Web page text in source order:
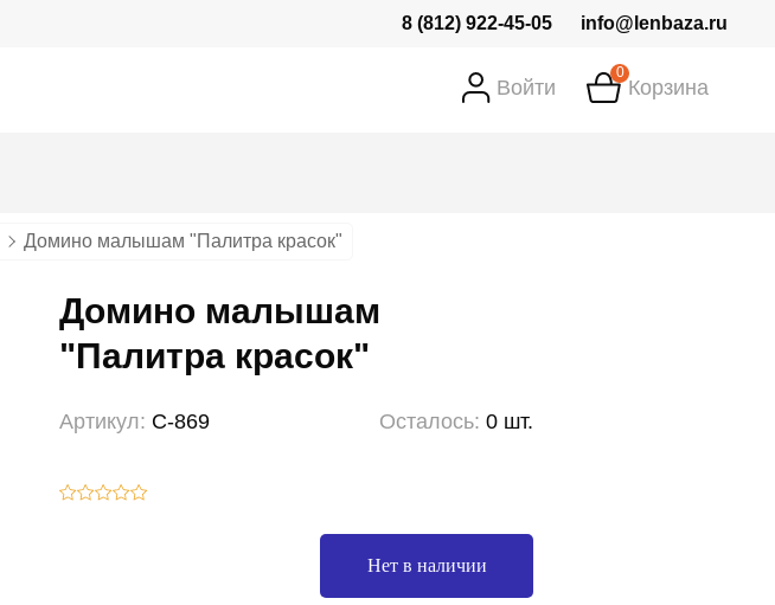
8 (812) 922-45-05 info@lenbaza.ru
Войти Корзина
0
Домино малышам "Палитра красок"
Домино малышам
"Палитра красок"
Артикул: С-869 Осталось: 0 шт.
Нет в наличии